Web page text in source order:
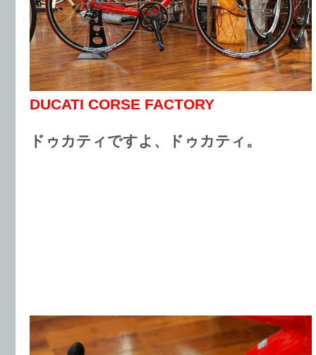
DUCATI CORSE FACTORY
ドゥカティですよ、ドゥカティ。